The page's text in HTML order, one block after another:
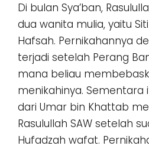
Di bulan Sya’ban,
dua wanita mulia, yaitu
Hafsah. Pernikahannya
terjadi setelah Perang
mana beliau
menikahinya. Sementara
dari Umar bin Khattab
Rasulullah SAW setelah
Hufadzah wafat.